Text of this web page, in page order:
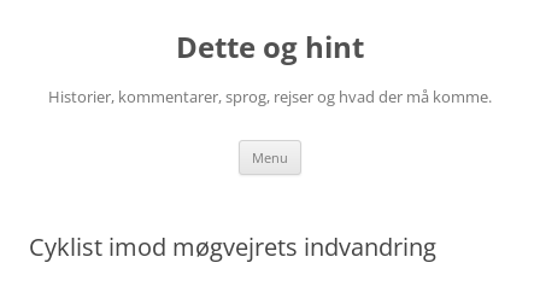
Dette og hint
Historier, kommentarer, sprog, rejser og hvad der må komme.
Menu
Cyklist imod møgvejrets indvandring